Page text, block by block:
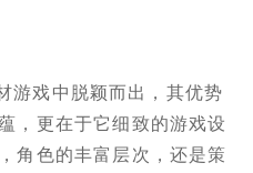
游戏中脱颖而出，其优势
，更在于它细致的游戏设
角色的丰富层次，还是策